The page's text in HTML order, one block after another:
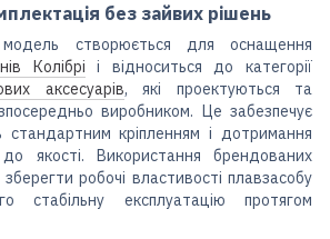
без зайвих рішень
створюється для оснащення
Колібрі і відноситься до категорії
аксесуарів, які проектуються та
виробником. Це забезпечує
стандартним кріпленням і дотримання
якості. Використання брендованих
робочі властивості плавзасобу
стабільну експлуатацію протягом